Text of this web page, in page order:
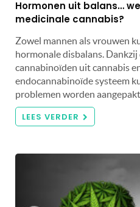
Hormonen uit balans…
medicinale cannabis?
Zowel mannen als vrouwen
hormonale disbalans.
cannabinoïden uit cannabis
endocannabinoïde systeem
problemen worden
LEES VERDER